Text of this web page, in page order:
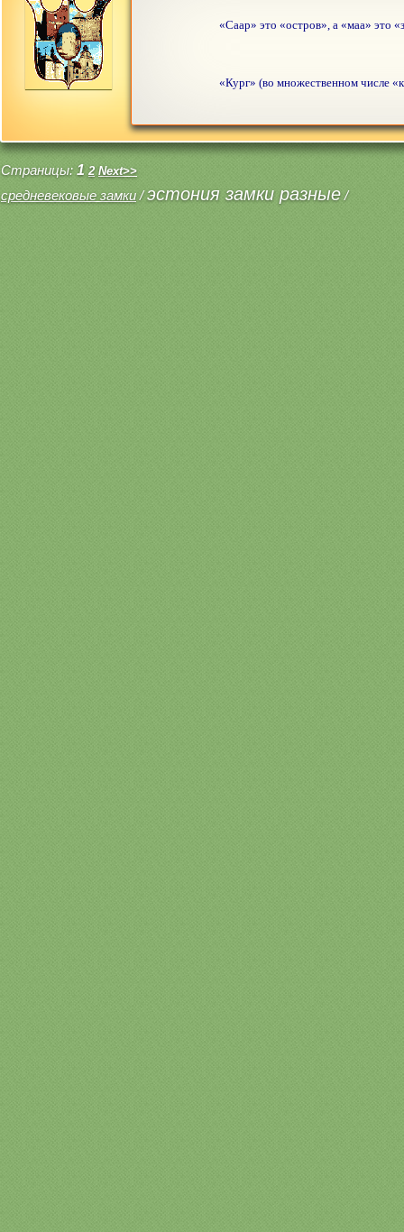
«Саар» это «остров», а «маа» это
«Кург» (во множественном числе
Страницы: 1 2 Next>>
средневековые замки/эстония замки разные /